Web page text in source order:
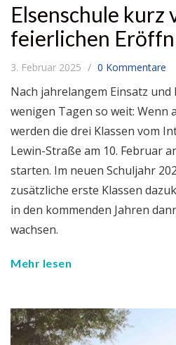
Elsenschule kurz
feierlichen
3. Februar 2025 0 Kommentare
Nach jahrelangem Einsatz
wenigen Tagen so weit: Wenn
werden die drei Klassen vom
Lewin-Straße am 10. Februar
starten. Im neuen Schuljahr
zusätzliche erste Klassen
in den kommenden Jahren
wachsen.
Mehr lesen